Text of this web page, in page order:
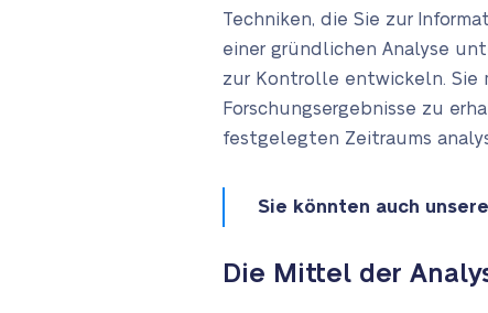
Techniken, die Sie zur
einer gründlichen Analyse
zur Kontrolle entwickeln. Sie
Forschungsergebnisse zu
festgelegten Zeitraums
Sie könnten auch
Die Mittel der